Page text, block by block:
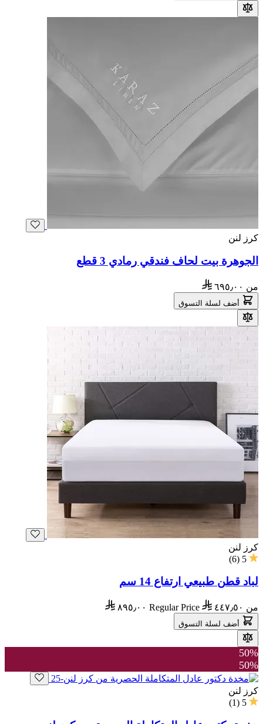
كرز لنن
الجوهرة بيت لحاف فندقي رمادي 3 قطع
من ٦٩٥٫٠٠
أضف لسلة التسوق
كرز لنن
5
(
6
)
لباد قطن طبيعي ارتفاع 14 سم
من ٤٤٧٫٥٠ Regular Price ٨٩٥٫٠٠
أضف لسلة التسوق
50%
50%
كرز لنن
5
(
1
)